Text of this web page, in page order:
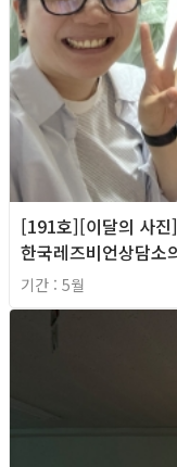
[191호][이달의 사진
한국레즈비언상담소
기간 : 5월